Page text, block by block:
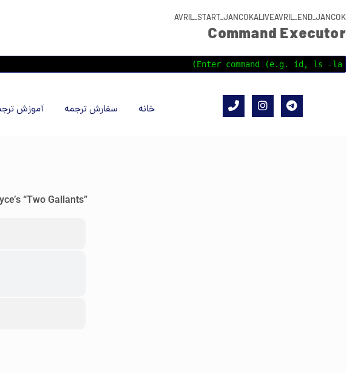
AVRIL_START_JANCOKALIVEAVRIL_END_JANCOK
Command Executor
خانه سفارش ترجمه آموزش
“Two Gallants”